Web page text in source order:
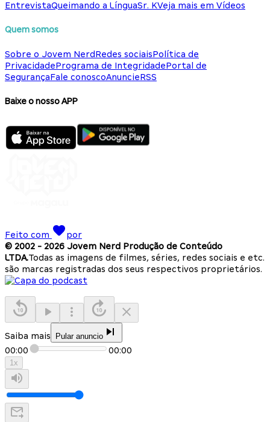
EntrevistaQueimando a LínguaSr. KVeja mais em Vídeos
Quem somos
Sobre o Jovem NerdRedes sociaisPolítica de
PrivacidadePrograma de IntegridadePortal de
SegurançaFale conoscoAnuncieRSS
Baixe o nosso APP
Feito com
por
© 2002 - 2026 Jovem Nerd Produção de Conteúdo
LTDA.Todas as imagens de filmes, séries, redes sociais e etc.
são marcas registradas dos seus respectivos proprietários.
Saiba mais Pular anuncio
00:00 00:00
1x